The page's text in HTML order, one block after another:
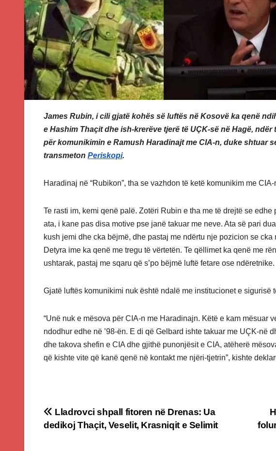
James Rubin, i cili gjatë kohës së luftës në Kosovë ka qenë
e Hashim Thaçit dhe ish-krerëve tjerë të UÇK-së në Hagë,
për komunikimin e Ramush Haradinajt me CIA-n, duke shtuar
transmeton Periskopi.
Haradinaj në “Rubikon”, tha se vazhdon të ketë komunikim me CIA-
Te rasti im, kemi qenë palë. Zotëri Rubin e tha me të drejtë se
ata, i kane pas disa motive pse janë takuar me neve. Ata së pari
kush jemi dhe cka bëjmë, dhe pastaj me ndërtu nje pozicion se
Detyra ime ka qenë me tregu të vërtetën. Te qëllimet ka qenë me
ushtarak, pastaj me sqaru që s’po bëjmë luftë fetare ose ndëretnike.
Gjatë luftës komunikimi nuk është ndalë me institucionet e sigurisë
“Unë nuk e mësova për CIA-n me Haradinajn. Këtë e kam mësuar
ndodhur edhe në ’98-ën. E di që Gelbard ishte takuar me UÇK-në
dhe takova shefin e CIA dhe gjithë punonjësit e CIA, atëherë
që kishte vite që kanë qenë në kontakt me njëri-tjetrin”, kishte
Post
navigation
Lladrovci shpall fitoren në Drenas: Ua
dedikoj Thaçit, Veselit, Krasniqit e Selimit